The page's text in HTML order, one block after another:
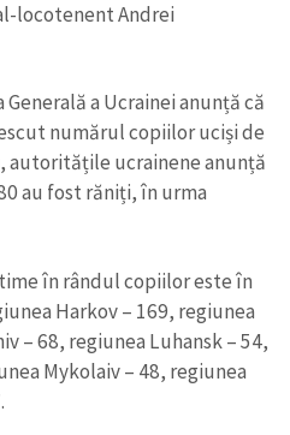
locotenent Andrei
a Ucrainei anunță că
numărul copiilor uciși de
autoritățile ucrainene anunță
au fost răniți, în urma
în rândul copiilor este în
Harkov – 169, regiunea
– 68, regiunea Luhansk – 54,
Mykolaiv – 48, regiunea